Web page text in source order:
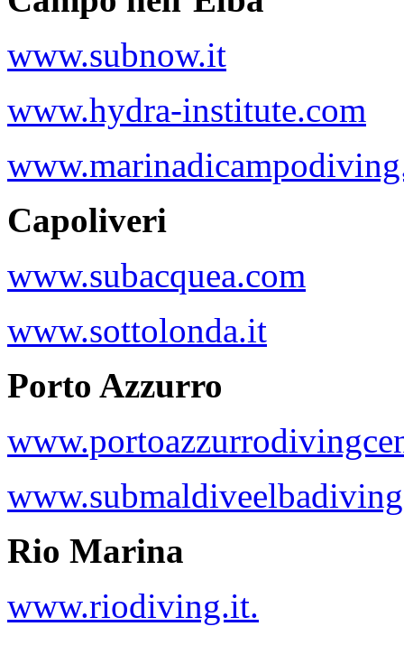
www.subnow.it
www.hydra-institute.com
Capoliveri
www.subacquea.com
www.sottolonda.it
Porto Azzurro
Rio Marina
www.riodiving.it.